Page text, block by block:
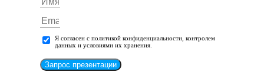
Я согласен с политикой конфиденциальности, контролем
данных и условиями их хранения.
Запрос презентации